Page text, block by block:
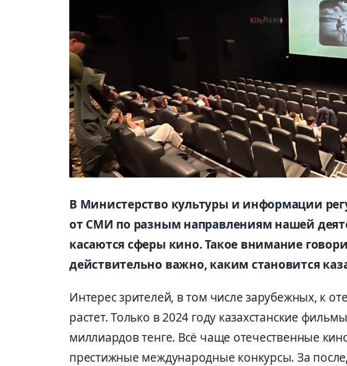
В Министерство культуры и информации
от СМИ по разным направлениям нашей
касаются сферы кино. Такое внимание
действительно важно, каким становится
Интерес зрителей, в том числе зарубежных, к
растет. Только в 2024 году казахстанские
миллиардов тенге. Всё чаще отечественные
престижные международные конкурсы. За